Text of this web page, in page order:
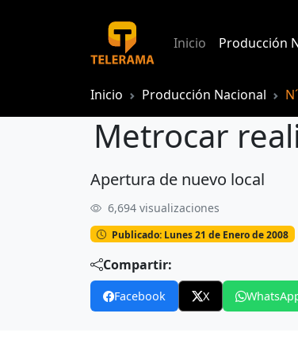
Inicio Producción
Inicio Producción Nacional
Metrocar
Metrocar realiza aniversario
Apertura de nuevo local
6,694 visualizaciones
Publicado: Lunes 21 de Enero de 2008
Compartir:
Facebook X